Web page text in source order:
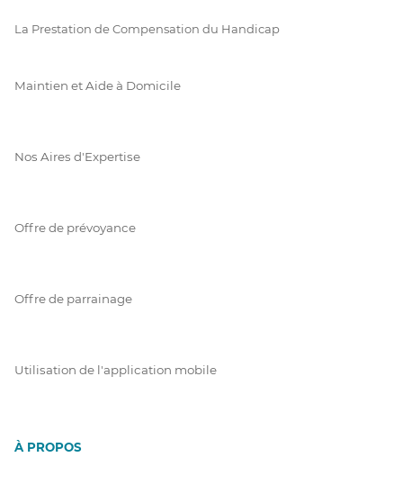
La Prestation de Compensation du Handicap
Maintien et Aide à Domicile
Nos Aires d'Expertise
Offre de prévoyance
Offre de parrainage
Utilisation de l'application mobile
À PROPOS